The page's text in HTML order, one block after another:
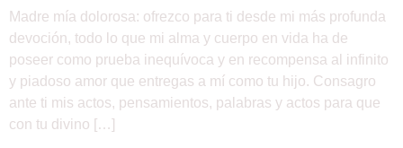
Madre mía dolorosa: ofrezco para ti desde mi más profunda
devoción, todo lo que mi alma y cuerpo en vida ha de
poseer como prueba inequívoca y en recompensa al infinito
y piadoso amor que entregas a mí como tu hijo. Consagro
ante ti mis actos, pensamientos, palabras y actos para que
con tu divino […]